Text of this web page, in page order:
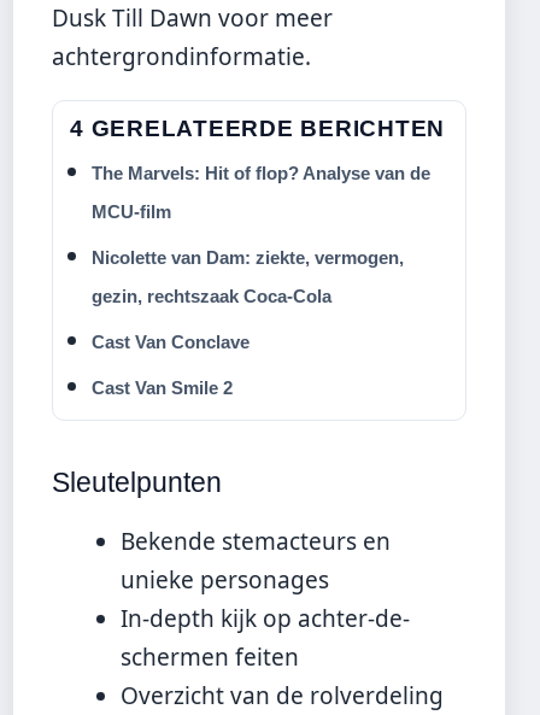
Dusk Till Dawn voor meer
achtergrondinformatie.
4 GERELATEERDE BERICHTEN
The Marvels: Hit of flop? Analyse van de
MCU-film
Nicolette van Dam: ziekte, vermogen,
gezin, rechtszaak Coca-Cola
Cast Van Conclave
Cast Van Smile 2
Sleutelpunten
Bekende stemacteurs en
unieke personages
In-depth kijk op achter-de-
schermen feiten
Overzicht van de rolverdeling